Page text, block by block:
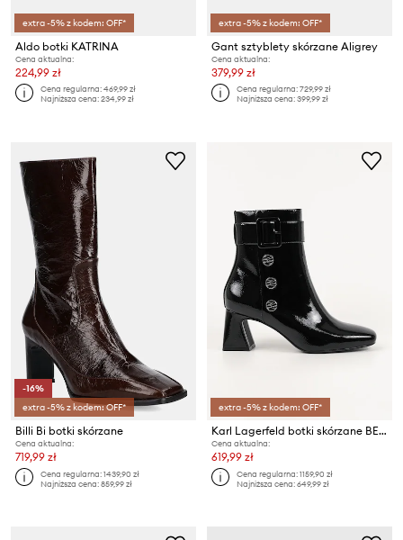
extra -5% z kodem: OFF*
Aldo botki KATRINA
Cena aktualna:
224,99 zł
Cena regularna:469,99 zł
Najniższa cena:234,99 zł
extra -5% z kodem: OFF*
Gant sztyblety skórzane Aligrey
Cena aktualna:
379,99 zł
Cena regularna:729,99 zł
Najniższa cena:399,99 zł
-16%
extra -5% z kodem: OFF*
Billi Bi botki skórzane
Cena aktualna:
719,99 zł
Cena regularna:1439,90 zł
Najniższa cena:859,99 zł
extra -5% z kodem: OFF*
Karl Lagerfeld botki skórzane BEATA
Cena aktualna:
619,99 zł
Cena regularna:1159,90 zł
Najniższa cena:649,99 zł